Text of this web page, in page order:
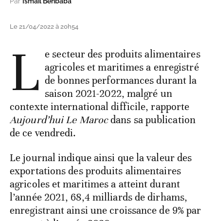
Le 21/04/2022 à 20h54
L e secteur des produits alimentaires
agricoles et maritimes a enregistré
de bonnes performances durant la
saison 2021-2022, malgré un
contexte international difficile, rapporte
Aujourd’hui Le Marocdans sa publication
de ce vendredi.
Le journal indique ainsi que la valeur des
exportations des produits alimentaires
agricoles et maritimes a atteint durant
l’année 2021, 68,4 milliards de dirhams,
enregistrant ainsi une croissance de 9% par